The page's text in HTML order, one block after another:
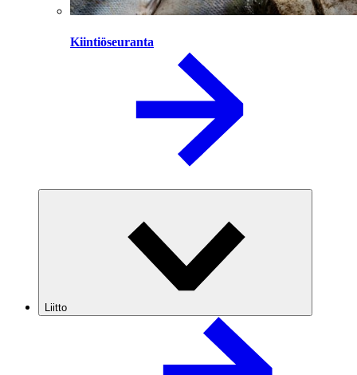
Kiintiöseuranta
Liitto